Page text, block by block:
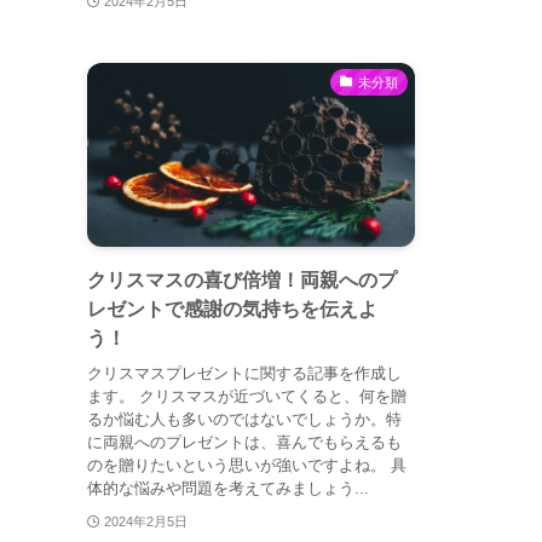
未分類
クリスマスの喜び倍増！両親へのプ
レゼントで感謝の気持ちを伝えよ
う！
クリスマスプレゼントに関する記事を作成し
ます。 クリスマスが近づいてくると、何を贈
るか悩む人も多いのではないでしょうか。特
に両親へのプレゼントは、喜んでもらえるも
のを贈りたいという思いが強いですよね。 具
体的な悩みや問題を考えてみましょう...
2024年2月5日